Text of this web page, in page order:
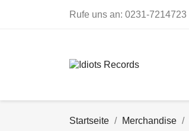
Rufe uns an: 0231-7214723
Startseite Merchandise